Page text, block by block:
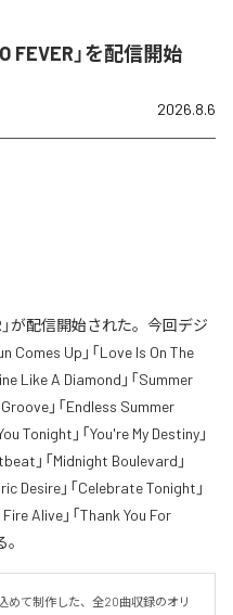
FEVER」を配信開始
2026.8.6
」が配信開始された。今回デジ
Up」「Love Is On The
Like A Diamond」「Summer
」「Endless Summer
Tonight」「You're My Destiny」
」「Midnight Boulevard」
Desire」「Celebrate Tonight」
Alive」「Thank You For
めて制作した、全20曲収録のオリ